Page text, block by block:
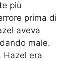
più
prima di
aveva
male.
Hazel era